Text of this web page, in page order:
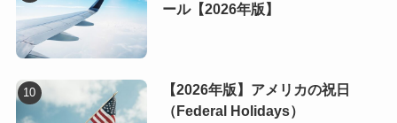
ール【2026年版】
【2026年版】アメリカの祝日
（Federal Holidays）